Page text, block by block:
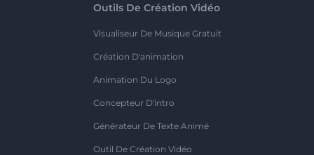
Outils De Création Vidéo
Visualiseur De Musique Gratuit
Création D'animation
Animation Du Logo
Concepteur D'intro
Générateur De Texte Animé
Outil De Création Vidéo